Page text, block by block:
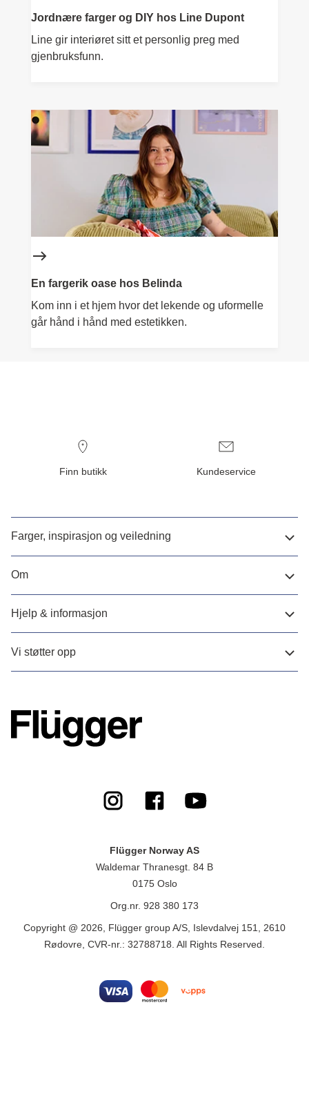
Jordnære farger og DIY hos Line Dupont
Line gir interiøret sitt et personlig preg med
gjenbruksfunn.
En fargerik oase hos Belinda
Kom inn i et hjem hvor det lekende og uformelle
går hånd i hånd med estetikken.
Finn butikk Kundeservice
Farger, inspirasjon og veiledning
Om
Hjelp & informasjon
Vi støtter opp
Flügger Norway AS
Waldemar Thranesgt. 84 B
0175 Oslo
Org.nr. 928 380 173
Copyright @ 2026, Flügger group A/S, Islevdalvej 151, 2610
Rødovre, CVR-nr.: 32788718. All Rights Reserved.